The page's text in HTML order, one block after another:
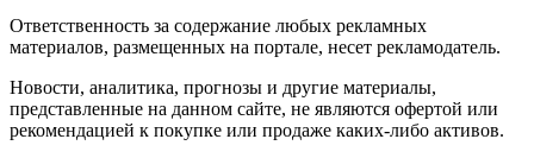
Ответственность за содержание любых рекламных
материалов, размещенных на портале, несет рекламодатель.
Новости, аналитика, прогнозы и другие материалы,
представленные на данном сайте, не являются офертой или
рекомендацией к покупке или продаже каких-либо активов.